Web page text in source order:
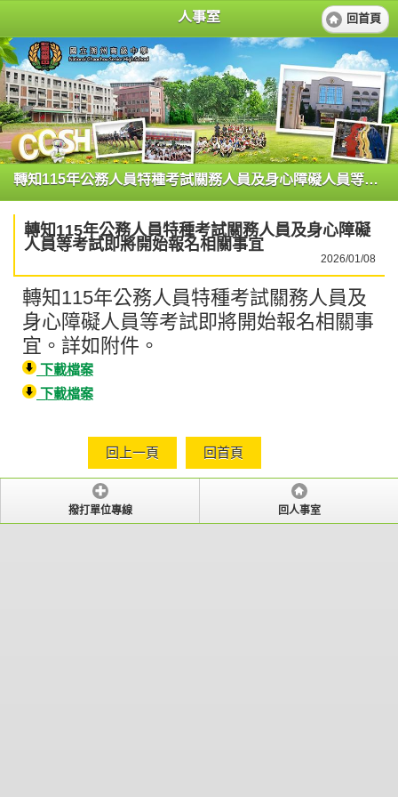
人事室 回首頁
轉知115年公務人員特種考試關務人員及身心障礙人員等考試即將開始報名相關事宜
轉知115年公務人員特種考試關務人員及身心障礙
人員等考試即將開始報名相關事宜
2026/01/08
轉知115年公務人員特種考試關務人員及
身心障礙人員等考試即將開始報名相關事
宜。詳如附件。
下載檔案
下載檔案
回上一頁 回首頁
撥打單位專線 回人事室